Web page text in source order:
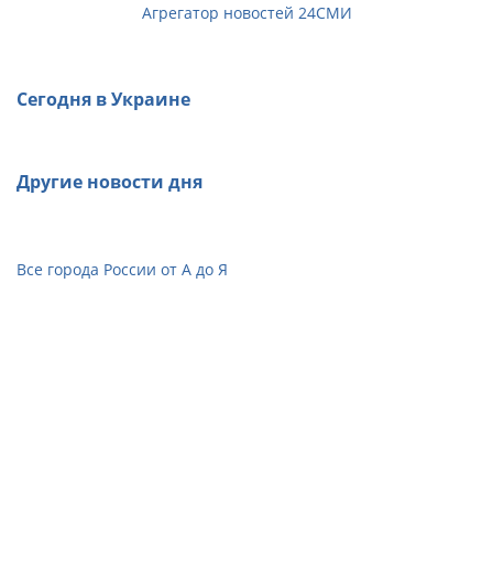
Агрегатор новостей 24СМИ
Сегодня в Украине
Другие новости дня
Все города России от А до Я